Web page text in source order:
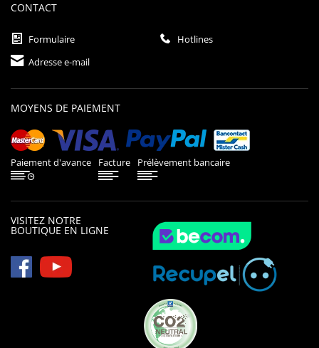
CONTACT
Formulaire
Hotlines
Adresse e-mail
MOYENS DE PAIEMENT
Paiement d'avance Facture Prélèvement bancaire
VISITEZ NOTRE
BOUTIQUE EN LIGNE